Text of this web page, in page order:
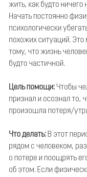
жить, как будто
Начать постоянно
психологически
похожих ситуаций.
тому, что жизнь
будто частичной.
Цель помощи: Чтобы
признал и осознал то,
произошла потеря/
Что делать: В этот
рядом с человеком,
о потере и поощрять
об этом. Если